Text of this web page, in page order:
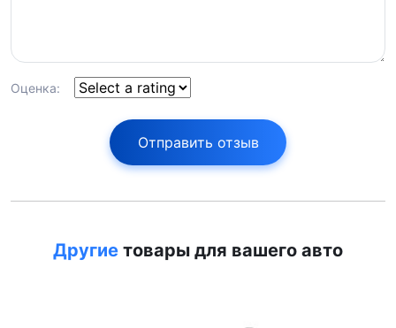
Оценка:
Отправить отзыв
Другие товары для вашего авто